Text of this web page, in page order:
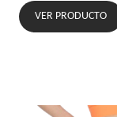
VER PRODUCTO